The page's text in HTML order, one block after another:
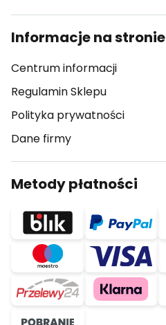
Informacje na stronie
Centrum informacji
Regulamin Sklepu
Polityka prywatności
Dane firmy
Metody płatności